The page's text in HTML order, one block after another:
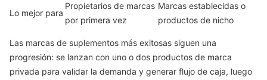
Lo mejor para
Propietarios de marcas
por primera vez
Marcas establecidas o
productos de nicho
Las marcas de suplementos más exitosas siguen una
progresión: se lanzan con uno o dos productos de marca
privada para validar la demanda y generar flujo de caja, luego